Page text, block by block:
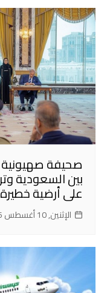
صحيفة صهيونية
بين السعودية
على أرضية خطيرة
الإثنين, 10 أغسطس 2026, 9:59